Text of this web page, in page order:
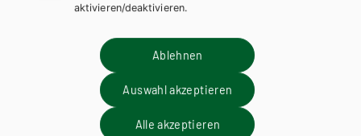
aktivieren/deaktivieren.
Ablehnen
Auswahl akzeptieren
Alle akzeptieren